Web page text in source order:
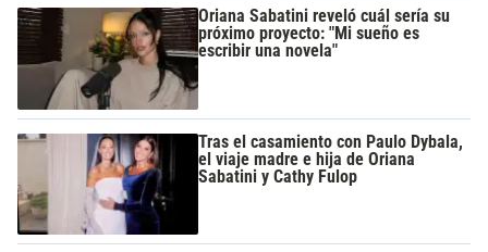
Oriana Sabatini reveló cuál sería su
próximo proyecto: "Mi sueño es
escribir una novela"
Tras el casamiento con Paulo Dybala,
el viaje madre e hija de Oriana
Sabatini y Cathy Fulop